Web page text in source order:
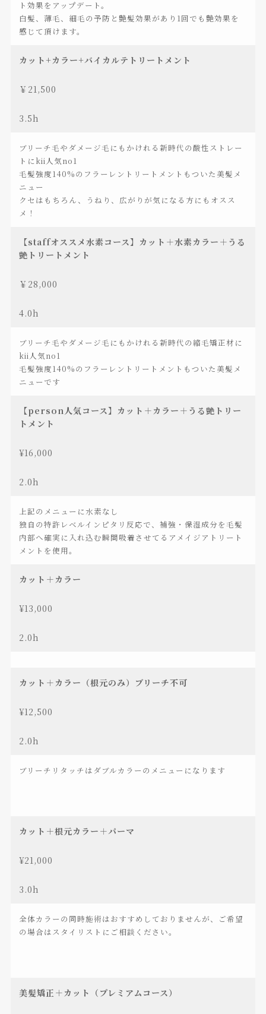
ト効果をアップデート。
白髪、薄毛、細毛の予防と艶髪効果があり1回でも艶効果を
感じて頂けます。
カット+カラー+バイカルテトリートメント
￥21,500
3.5h
ブリーチ毛やダメージ毛にもかけれる新時代の酸性ストレー
トにkii人気no1
毛髪強度140%のフラーレントリートメントもついた美髪メ
ニュー
クセはもちろん、うねり、広がりが気になる方にもオスス
メ！
【staffオススメ水素コース】カット＋水素カラー＋うる
艶トリートメント
￥28,000
4.0h
ブリーチ毛やダメージ毛にもかけれる新時代の縮毛矯正材に
kii人気no1
毛髪強度140%のフラーレントリートメントもついた美髪メ
ニューです
【person人気コース】カット＋カラー＋うる艶トリー
トメント
¥16,000
2.0h
上記のメニューに水素なし
独自の特許レベルインピタリ反応で、補強・保湿成分を毛髪
内部へ確実に入れ込む瞬間吸着させてるアメイジアトリート
メントを使用。
カット＋カラー
¥13,000
2.0h
カット＋カラー（根元のみ）ブリーチ不可
¥12,500
2.0h
ブリーチリタッチはダブルカラーのメニューになります
カット＋根元カラー＋パーマ
¥21,000
3.0h
全体カラーの同時施術はおすすめしておりませんが、ご希望
の場合はスタイリストにご相談ください。
美髪矯正＋カット（プレミアムコース）